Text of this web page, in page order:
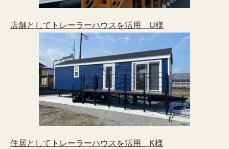
店舗としてトレーラーハウスを活用 U様
住居としてトレーラーハウスを活用 K様